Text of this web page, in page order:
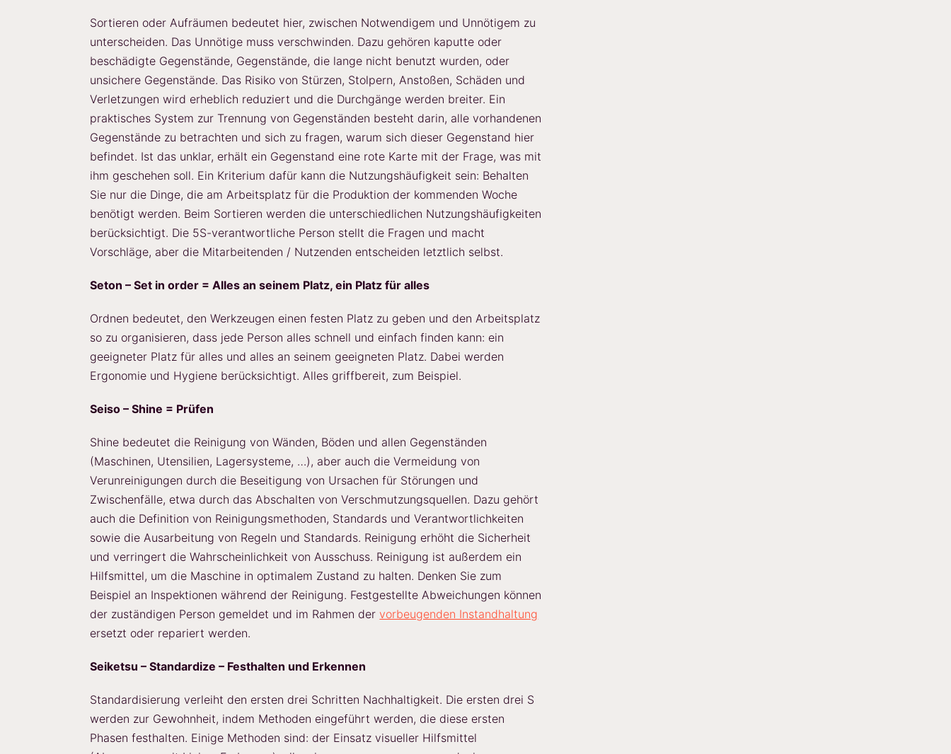
Sortieren oder Aufräumen bedeutet hier, zwischen Notwendigem und Unnötigem zu
unterscheiden. Das Unnötige muss verschwinden. Dazu gehören kaputte oder
beschädigte Gegenstände, Gegenstände, die lange nicht benutzt wurden, oder
unsichere Gegenstände. Das Risiko von Stürzen, Stolpern, Anstoßen, Schäden und
Verletzungen wird erheblich reduziert und die Durchgänge werden breiter. Ein
praktisches System zur Trennung von Gegenständen besteht darin, alle vorhandenen
Gegenstände zu betrachten und sich zu fragen, warum sich dieser Gegenstand hier
befindet. Ist das unklar, erhält ein Gegenstand eine rote Karte mit der Frage, was mit
ihm geschehen soll. Ein Kriterium dafür kann die Nutzungshäufigkeit sein: Behalten
Sie nur die Dinge, die am Arbeitsplatz für die Produktion der kommenden Woche
benötigt werden. Beim Sortieren werden die unterschiedlichen Nutzungshäufigkeiten
berücksichtigt. Die 5S-verantwortliche Person stellt die Fragen und macht
Vorschläge, aber die Mitarbeitenden / Nutzenden entscheiden letztlich selbst.
Seton – Set in order = Alles an seinem Platz, ein Platz für alles
Ordnen bedeutet, den Werkzeugen einen festen Platz zu geben und den Arbeitsplatz
so zu organisieren, dass jede Person alles schnell und einfach finden kann: ein
geeigneter Platz für alles und alles an seinem geeigneten Platz. Dabei werden
Ergonomie und Hygiene berücksichtigt. Alles griffbereit, zum Beispiel.
Seiso – Shine = Prüfen
Shine bedeutet die Reinigung von Wänden, Böden und allen Gegenständen
(Maschinen, Utensilien, Lagersysteme, …), aber auch die Vermeidung von
Verunreinigungen durch die Beseitigung von Ursachen für Störungen und
Zwischenfälle, etwa durch das Abschalten von Verschmutzungsquellen. Dazu gehört
auch die Definition von Reinigungsmethoden, Standards und Verantwortlichkeiten
sowie die Ausarbeitung von Regeln und Standards. Reinigung erhöht die Sicherheit
und verringert die Wahrscheinlichkeit von Ausschuss. Reinigung ist außerdem ein
Hilfsmittel, um die Maschine in optimalem Zustand zu halten. Denken Sie zum
Beispiel an Inspektionen während der Reinigung. Festgestellte Abweichungen können
der zuständigen Person gemeldet und im Rahmen dervorbeugenden Instandhaltung
ersetzt oder repariert werden.
Seiketsu – Standardize – Festhalten und Erkennen
Standardisierung verleiht den ersten drei Schritten Nachhaltigkeit. Die ersten drei S
werden zur Gewohnheit, indem Methoden eingeführt werden, die diese ersten
Phasen festhalten. Einige Methoden sind: der Einsatz visueller Hilfsmittel